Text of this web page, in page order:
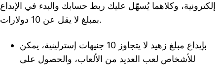
إلكترونية، وكلاهما يُسهّل عليك ربط حسابك والبدء في الإيداع
بمبلغ لا يقل عن 10 دولارات.
بإيداع مبلغ زهيد لا يتجاوز 10 جنيهات إسترلينية، يمكن
للأشخاص لعب العديد من الألعاب، والحصول على